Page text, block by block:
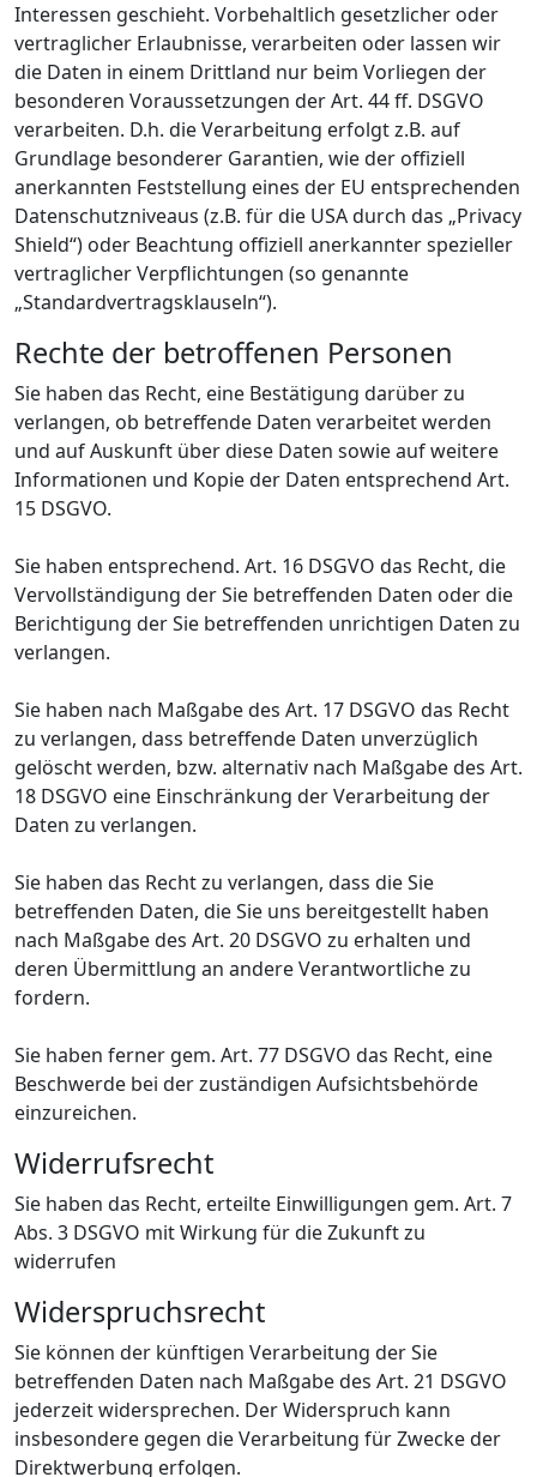
Interessen geschieht. Vorbehaltlich gesetzlicher oder
vertraglicher Erlaubnisse, verarbeiten oder lassen wir
die Daten in einem Drittland nur beim Vorliegen der
besonderen Voraussetzungen der Art. 44 ff. DSGVO
verarbeiten. D.h. die Verarbeitung erfolgt z.B. auf
Grundlage besonderer Garantien, wie der offiziell
anerkannten Feststellung eines der EU entsprechenden
Datenschutzniveaus (z.B. für die USA durch das „Privacy
Shield“) oder Beachtung offiziell anerkannter spezieller
vertraglicher Verpflichtungen (so genannte
„Standardvertragsklauseln“).
Rechte der betroffenen Personen
Sie haben das Recht, eine Bestätigung darüber zu
verlangen, ob betreffende Daten verarbeitet werden
und auf Auskunft über diese Daten sowie auf weitere
Informationen und Kopie der Daten entsprechend Art.
15 DSGVO.
Sie haben entsprechend. Art. 16 DSGVO das Recht, die
Vervollständigung der Sie betreffenden Daten oder die
Berichtigung der Sie betreffenden unrichtigen Daten zu
verlangen.
Sie haben nach Maßgabe des Art. 17 DSGVO das Recht
zu verlangen, dass betreffende Daten unverzüglich
gelöscht werden, bzw. alternativ nach Maßgabe des Art.
18 DSGVO eine Einschränkung der Verarbeitung der
Daten zu verlangen.
Sie haben das Recht zu verlangen, dass die Sie
betreffenden Daten, die Sie uns bereitgestellt haben
nach Maßgabe des Art. 20 DSGVO zu erhalten und
deren Übermittlung an andere Verantwortliche zu
fordern.
Sie haben ferner gem. Art. 77 DSGVO das Recht, eine
Beschwerde bei der zuständigen Aufsichtsbehörde
einzureichen.
Widerrufsrecht
Sie haben das Recht, erteilte Einwilligungen gem. Art. 7
Abs. 3 DSGVO mit Wirkung für die Zukunft zu
widerrufen
Widerspruchsrecht
Sie können der künftigen Verarbeitung der Sie
betreffenden Daten nach Maßgabe des Art. 21 DSGVO
jederzeit widersprechen. Der Widerspruch kann
insbesondere gegen die Verarbeitung für Zwecke der
Direktwerbung erfolgen.